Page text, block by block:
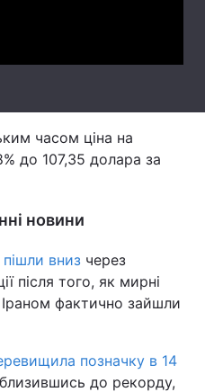
часом ціна на
до 107,35 долара за
новини
вниз через
після того, як мирні
фактично зайшли
позначку в 14
до рекорду,